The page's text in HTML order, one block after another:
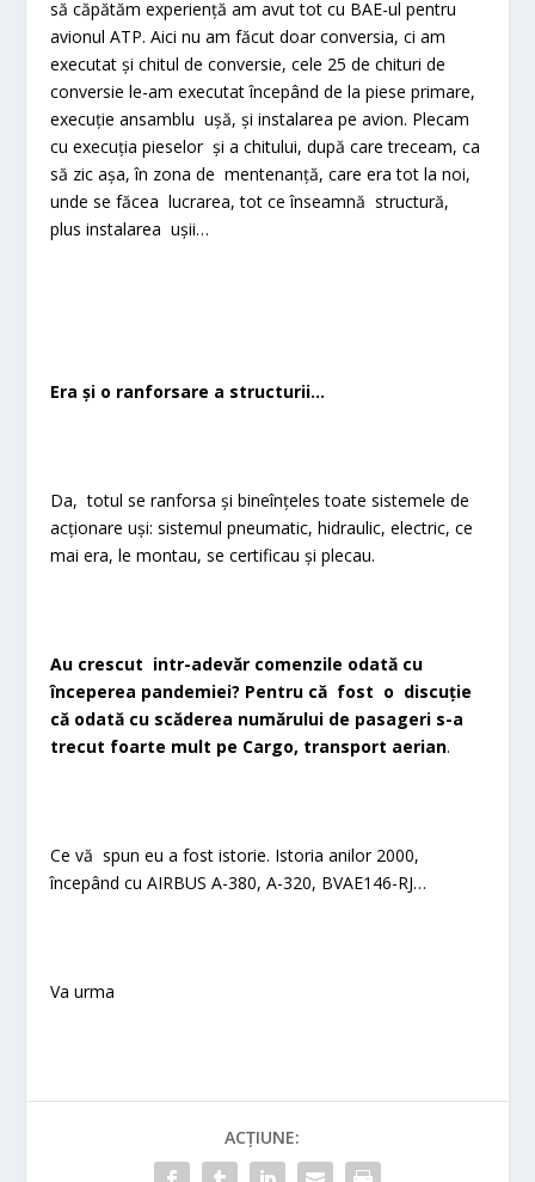
să căpătăm experiență am avut tot cu BAE-ul pentru
avionul ATP. Aici nu am făcut doar conversia, ci am
executat și chitul de conversie, cele 25 de chituri de
conversie le-am executat începând de la piese primare,
execuție ansamblu ușă, și instalarea pe avion. Plecam
cu execuția pieselor și a chitului, după care treceam, ca
să zic așa, în zona de mentenanță, care era tot la noi,
unde se făcea lucrarea, tot ce înseamnă structură,
plus instalarea ușii…
Era și o ranforsare a structurii…
Da, totul se ranforsa și bineînțeles toate sistemele de
acționare uși: sistemul pneumatic, hidraulic, electric, ce
mai era, le montau, se certificau și plecau.
Au crescut intr-adevăr comenzile odată cu
începerea pandemiei? Pentru că fost o discuție
că odată cu scăderea numărului de pasageri s-a
trecut foarte mult pe Cargo, transport aerian.
Ce vă spun eu a fost istorie. Istoria anilor 2000,
începând cu AIRBUS A-380, A-320, BVAE146-RJ…
Va urma
ACȚIUNE: